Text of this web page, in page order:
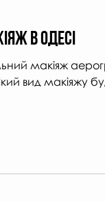
в Одесі
макіяж
вид макіяжу